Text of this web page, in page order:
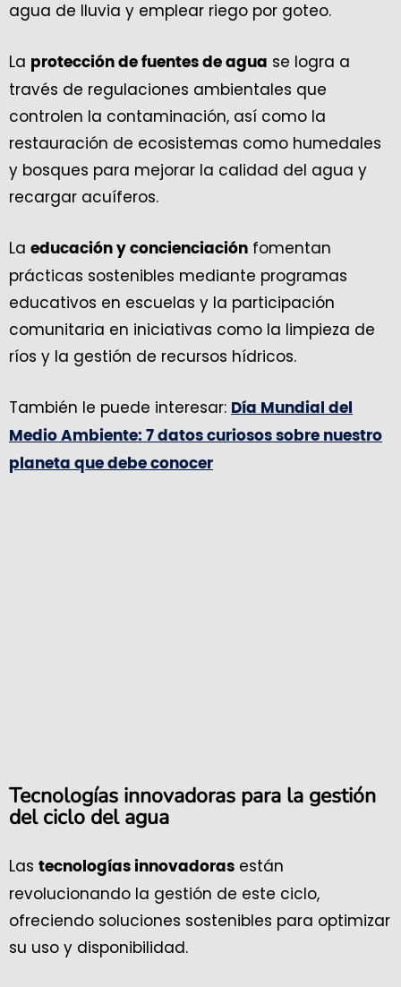
agua de lluvia y emplear riego por goteo.
La protección de fuentes de agua se logra a
través de regulaciones ambientales que
controlen la contaminación, así como la
restauración de ecosistemas como humedales
y bosques para mejorar la calidad del agua y
recargar acuíferos.
La educación y concienciación fomentan
prácticas sostenibles mediante programas
educativos en escuelas y la participación
comunitaria en iniciativas como la limpieza de
ríos y la gestión de recursos hídricos.
También le puede interesar: Día Mundial del
Medio Ambiente: 7 datos curiosos sobre nuestro
planeta que debe conocer
Tecnologías innovadoras para la gestión
del ciclo del agua
Las tecnologías innovadoras están
revolucionando la gestión de este ciclo,
ofreciendo soluciones sostenibles para optimizar
su uso y disponibilidad.